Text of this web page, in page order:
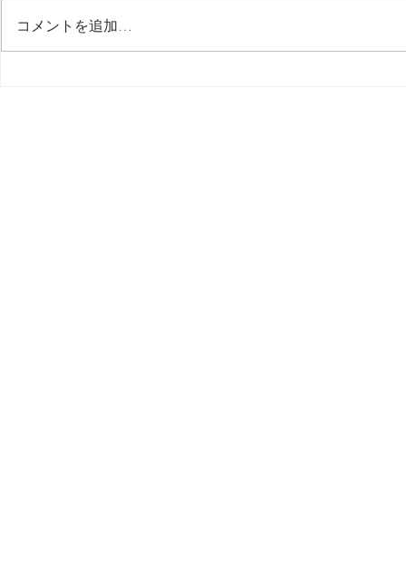
最後の日記です
コメントを追加…